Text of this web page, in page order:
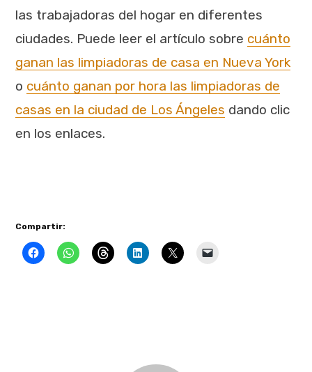
las trabajadoras del hogar en diferentes
ciudades. Puede leer el artículo sobre cuánto
ganan las limpiadoras de casa en Nueva York
o cuánto ganan por hora las limpiadoras de
casas en la ciudad de Los Ángeles dando clic
en los enlaces.
Compartir: